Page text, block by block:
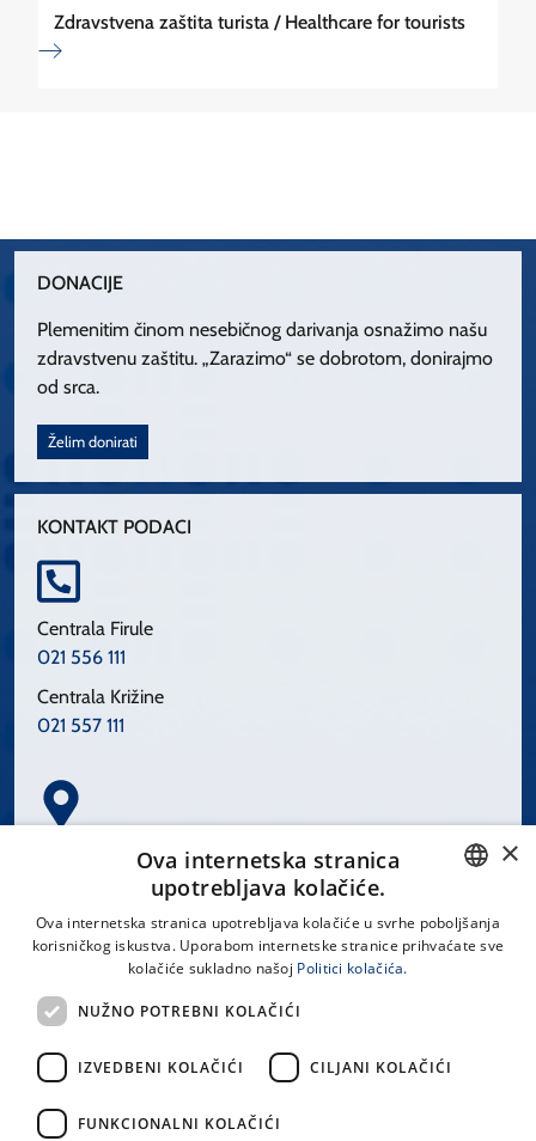
Zdravstvena zaštita turista / Healthcare for tourists
DONACIJE
Plemenitim činom nesebičnog darivanja osnažimo našu
zdravstvenu zaštitu. „Zarazimo“ se dobrotom, donirajmo
od srca.
Želim donirati
KONTAKT PODACI
Centrala Firule
021 556 111
Centrala Križine
021 557 111
Spinčićeva 1, 21000 Split
LINKOVI
Uvjeti korištenja
CROATIAN
×
Ova internetska stranica
upotrebljava kolačiće.
Ova internetska stranica upotrebljava kolačiće u svrhe poboljšanja
korisničkog iskustva. Uporabom internetske stranice prihvaćate sve
kolačiće sukladno našoj Politici kolačića.
NUŽNO POTREBNI KOLAČIĆI
IZVEDBENI KOLAČIĆI CILJANI KOLAČIĆI
FUNKCIONALNI KOLAČIĆI